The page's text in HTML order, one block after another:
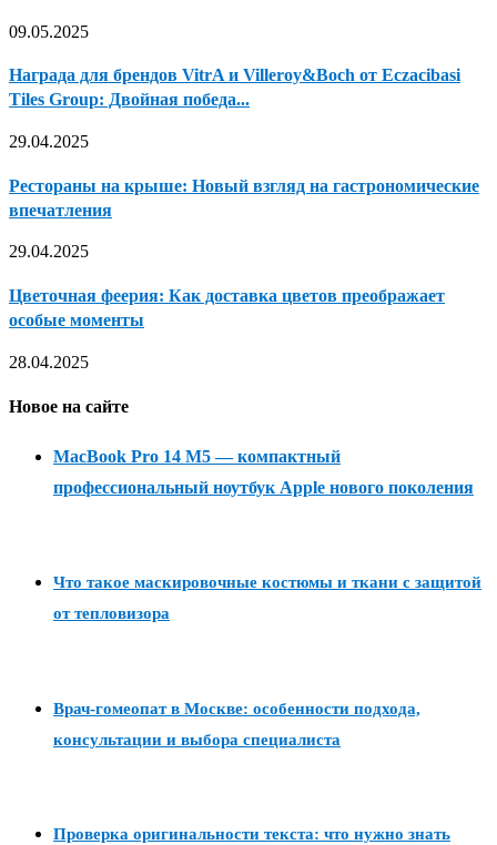
09.05.2025
Награда для брендов VitrA и Villeroy&Boch от Eczacibasi
Tiles Group: Двойная победа...
29.04.2025
Рестораны на крыше: Новый взгляд на гастрономические
впечатления
29.04.2025
Цветочная феерия: Как доставка цветов преображает
особые моменты
28.04.2025
Новое на сайте
MacBook Pro 14 M5 — компактный
профессиональный ноутбук Apple нового поколения
Что такое маскировочные костюмы и ткани с защитой
от тепловизора
Врач-гомеопат в Москве: особенности подхода,
консультации и выбора специалиста
Проверка оригинальности текста: что нужно знать